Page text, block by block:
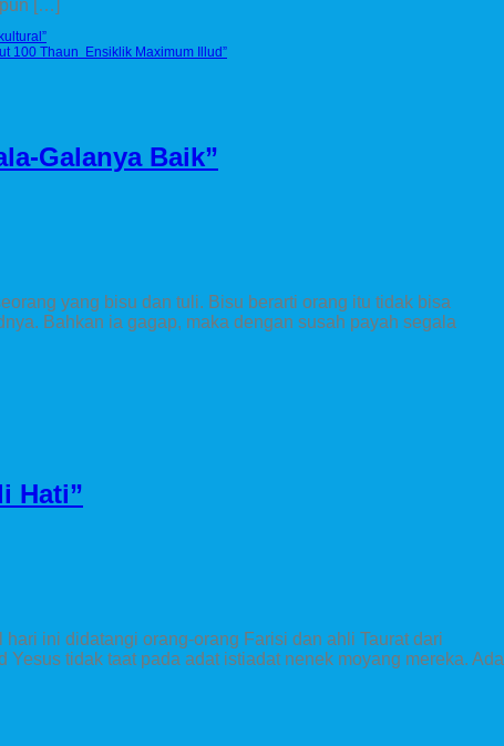
100 Thaun Ensiklik Maximum Illud”
[…]
Galanya Baik”
yang bisu dan tuli. Bisu berarti orang itu tidak bisa
Bahkan ia gagap, maka dengan susah payah segala
Hati”
ini didatangi orang-orang Farisi dan ahli Taurat dari
tidak taat pada adat istiadat nenek moyang mereka. Ada